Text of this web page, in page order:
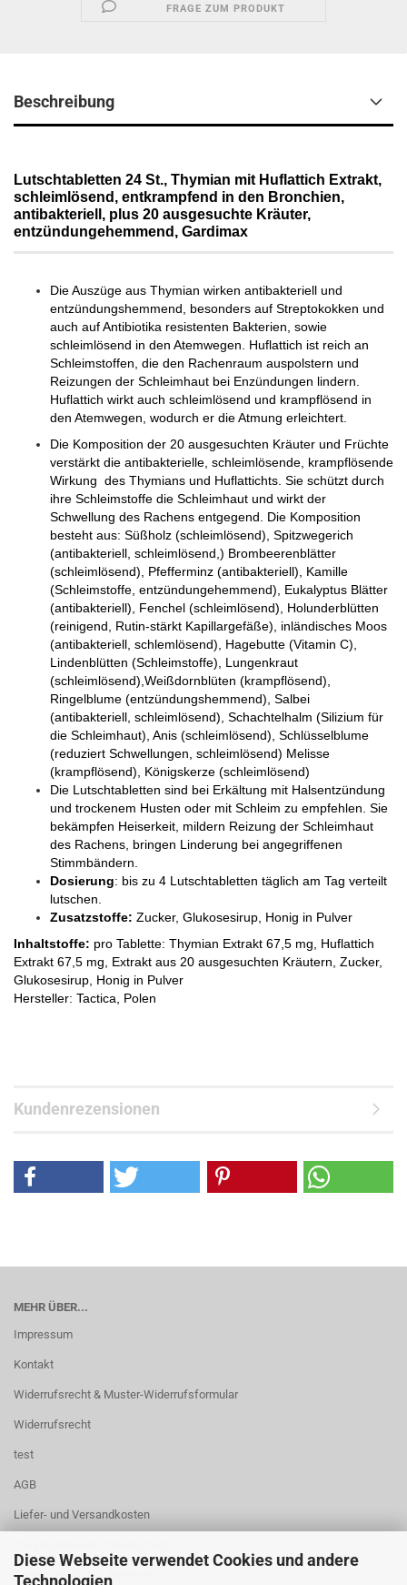
Diese Webseite verwendet Cookies und andere
Technologien
FRAGE ZUM PRODUKT
Beschreibung
Lutschtabletten 24 St., Thymian mit Huflattich Extrakt,
schleimlösend, entkrampfend in den Bronchien,
antibakteriell, plus 20 ausgesuchte Kräuter,
entzündungehemmend, Gardimax
Die Auszüge aus Thymian wirken antibakteriell und
entzündungshemmend, besonders auf Streptokokken und
auch auf Antibiotika resistenten Bakterien, sowie
schleimlösend in den Atemwegen. Huflattich ist reich an
Schleimstoffen, die den Rachenraum auspolstern und
Reizungen der Schleimhaut bei Enzündungen lindern.
Huflattich wirkt auch schleimlösend und krampflösend in
den Atemwegen, wodurch er die Atmung erleichtert.
Die Komposition der 20 ausgesuchten Kräuter und Früchte
verstärkt die antibakterielle, schleimlösende, krampflösende
Wirkung des Thymians und Huflattichts. Sie schützt durch
ihre Schleimstoffe die Schleimhaut und wirkt der
Schwellung des Rachens entgegend. Die Komposition
besteht aus: Süßholz (schleimlösend), Spitzwegerich
(antibakteriell, schleimlösend,) Brombeerenblätter
(schleimlösend), Pfefferminz (antibakteriell), Kamille
(Schleimstoffe, entzündungehemmend), Eukalyptus Blätter
(antibakteriell), Fenchel (schleimlösend), Holunderblütten
(reinigend, Rutin-stärkt Kapillargefäße), inländisches Moos
(antibakteriell, schlemlösend), Hagebutte (Vitamin C),
Lindenblütten (Schleimstoffe), Lungenkraut
(schleimlösend),Weißdornblüten (krampflösend),
Ringelblume (entzündungshemmend), Salbei
(antibakteriell, schleimlösend), Schachtelhalm (Silizium für
die Schleimhaut), Anis (schleimlösend), Schlüsselblume
(reduziert Schwellungen, schleimlösend) Melisse
(krampflösend), Königskerze (schleimlösend)
Die Lutschtabletten sind bei Erkältung mit Halsentzündung
und trockenem Husten oder mit Schleim zu empfehlen. Sie
bekämpfen Heiserkeit, mildern Reizung der Schleimhaut
des Rachens, bringen Linderung bei angegriffenen
Stimmbändern.
Dosierung: bis zu 4 Lutschtabletten täglich am Tag verteilt
lutschen.
Zusatzstoffe: Zucker, Glukosesirup, Honig in Pulver
Inhaltstoffe: pro Tablette: Thymian Extrakt 67,5 mg, Huflattich
Extrakt 67,5 mg, Extrakt aus 20 ausgesuchten Kräutern, Zucker,
Glukosesirup, Honig in Pulver
Hersteller: Tactica, Polen
Kundenrezensionen
MEHR ÜBER...
Impressum
Kontakt
Widerrufsrecht & Muster-Widerrufsformular
Widerrufsrecht
test
AGB
Liefer- und Versandkosten
Tibetische Ärzte - Adressen